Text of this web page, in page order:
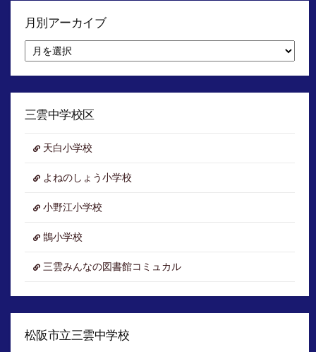
月別アーカイブ
別
ア
イ
三雲中学校区
天白小学校
よねのしょう小学校
小野江小学校
鵲小学校
三雲みんなの図書館コミュカル
松阪市立三雲中学校